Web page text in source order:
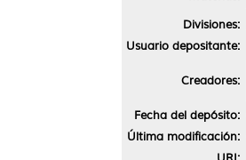
Divisiones:
Usuario depositante:
Creadores:
Fecha del depósito:
Última modificación: